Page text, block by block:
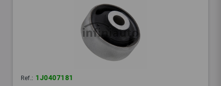
Ref.: 1J0407181